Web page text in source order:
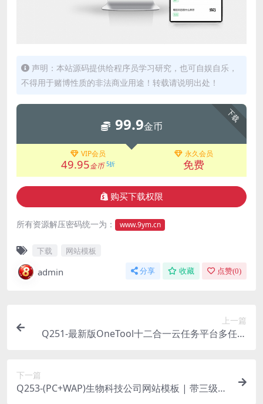
声明：本站源码提供给程序员学习研究，也可自娱自乐，
不得用于赌博性质的非法商业用途！转载请说明出处！
下载
99.9金币
VIP会员
49.95金币 5折
永久会员
免费
购买下载权限
所有资源解压密码统一为： www.9ym.cn
下载 网站模板
admin 分享 收藏 点赞(0)
上一篇
Q251-最新版OneTool十二合一云任务平台多任务
下一篇
Q253-(PC+WAP)生物科技公司网站模板 | 带三级子